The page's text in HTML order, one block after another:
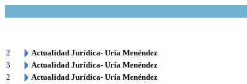
2
Actualidad Jurídica- Uría Menéndez
3
Actualidad Jurídica- Uría Menéndez
2
Actualidad Jurídica- Uría Menéndez